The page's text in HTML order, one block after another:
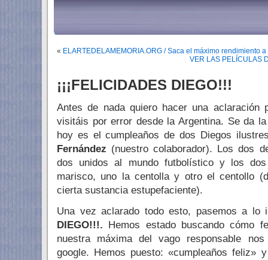
« ELARTEDELAMEMORIA.ORG / Saca el máximo rendimiento a
VER LAS PELÍCULAS
¡¡¡FELICIDADES DIEGO!!!
Antes de nada quiero hacer una aclaración
visitáis por error desde la Argentina. Se da
hoy es el cumpleaños de dos Diegos
Fernández (nuestro colaborador). Los dos
dos unidos al mundo futbolístico y los dos
marisco, uno la centolla y otro el centollo
cierta sustancia estupefaciente).
Una vez aclarado todo esto, pasemos a lo
DIEGO!!!. Hemos estado buscando cómo
nuestra máxima del vago responsable
google. Hemos puesto: «cumpleaños feliz»